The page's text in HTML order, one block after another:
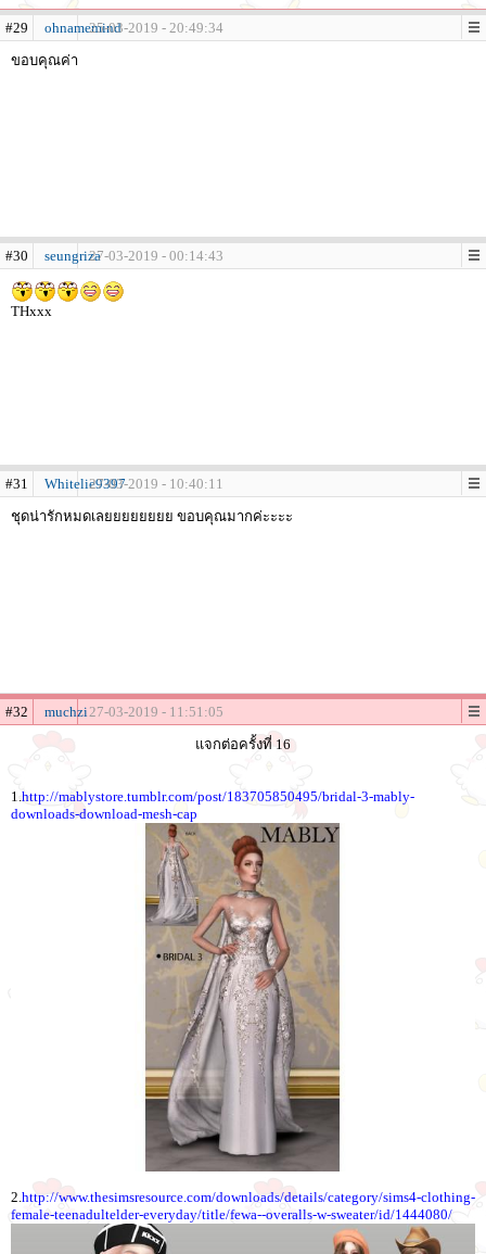
#29 ohnamemind25-03-2019 - 20:49:34
ขอบคุณค่า
#30 seungriza27-03-2019 - 00:14:43
THxxx
#31 Whitelie939727-03-2019 - 10:40:11
ชุดน่ารักหมดเลยยยยยยยย ขอบคุณมากค่ะะะะ
#32 muchzi27-03-2019 - 11:51:05
แจกต่อครั้งที่ 16
1.http://mablystore.tumblr.com/post/183705850495/bridal-3-mably-
downloads-download-mesh-cap
2.http://www.thesimsresource.com/downloads/details/category/sims4-clothing-
female-teenadultelder-everyday/title/fewa--overalls-w-sweater/id/1444080/